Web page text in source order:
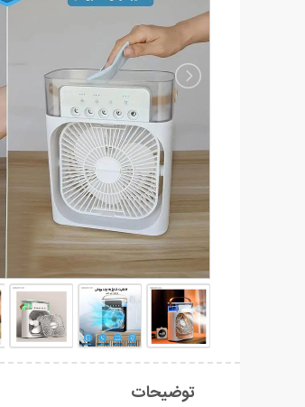
توضیحات